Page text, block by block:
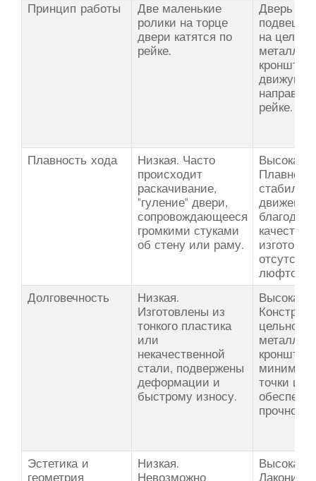
Принцип работы
Две маленькие
ролики на торце
двери катятся по
рейке.
Дверь
на
рейке.
Плавность хода
Низкая. Часто
происходит
раскачивание,
"гуление" двери,
сопровождающееся
громкими стуками
об стену или раму.
Высокая.
Плавное и
движение
благодаря
люфтов.
Долговечность
Низкая.
Изготовлены из
тонкого пластика
или
некачественной
стали, подвержены
деформации и
быстрому износу.
Высокая.
цельного
точки
Эстетика и
геометрия
Низкая.
Невозможно
Высокая.